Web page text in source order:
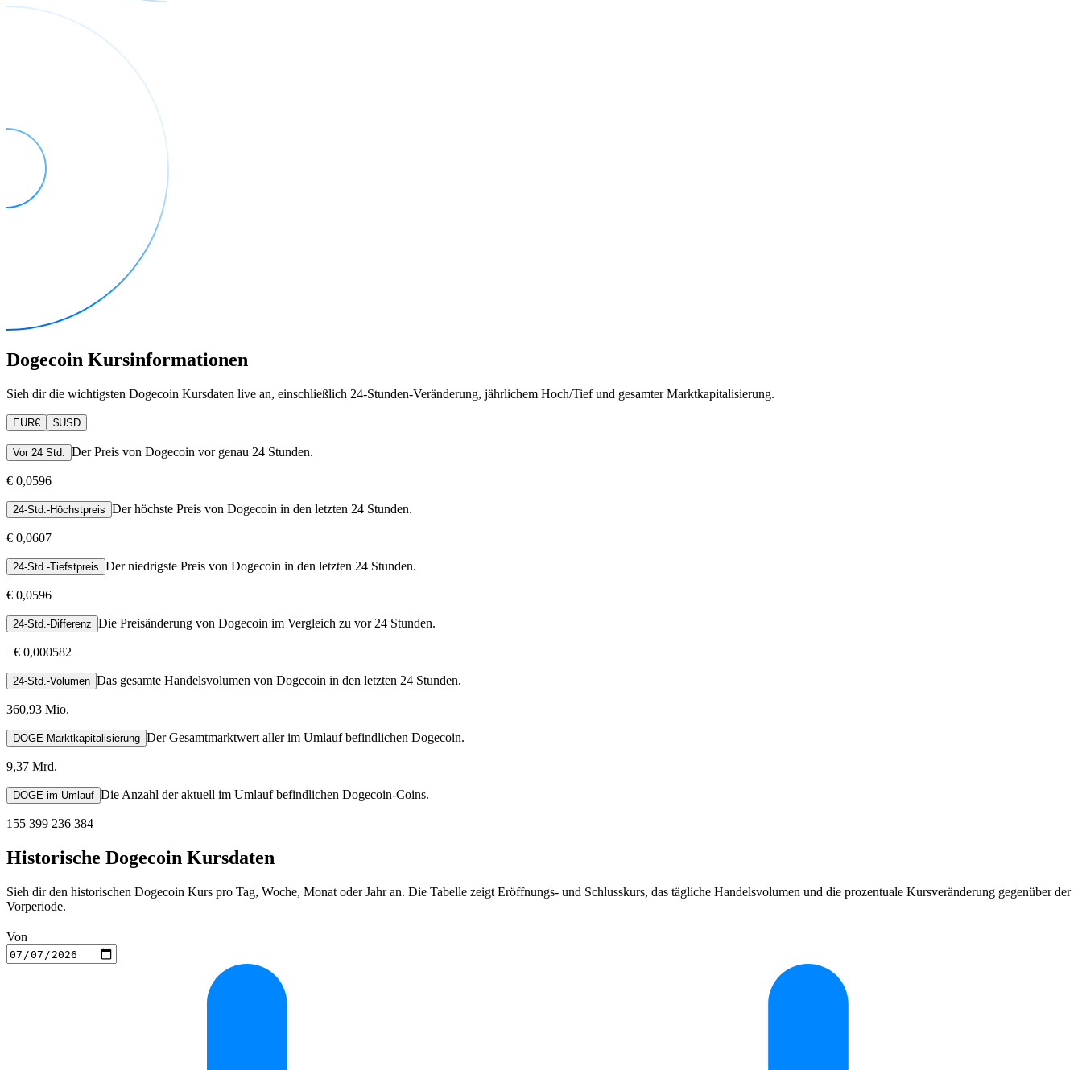
Dogecoin Kursinformationen
Sieh dir die wichtigsten Dogecoin Kursdaten live an, einschließlich 24-Stunden-Veränderung, jährlichem Hoch/Tief und gesamter Marktkapitalisierung.
EUR€ $USD
Vor 24 Std. Der Preis von Dogecoin vor genau 24 Stunden.
€ 0,0596
24-Std.-Höchstpreis Der höchste Preis von Dogecoin in den letzten 24 Stunden.
€ 0,0607
24-Std.-Tiefstpreis Der niedrigste Preis von Dogecoin in den letzten 24 Stunden.
€ 0,0596
24-Std.-Differenz Die Preisänderung von Dogecoin im Vergleich zu vor 24 Stunden.
+€ 0,000582
24-Std.-Volumen Das gesamte Handelsvolumen von Dogecoin in den letzten 24 Stunden.
360,93 Mio.
DOGE Marktkapitalisierung Der Gesamtmarktwert aller im Umlauf befindlichen Dogecoin.
9,37 Mrd.
DOGE im Umlauf Die Anzahl der aktuell im Umlauf befindlichen Dogecoin-Coins.
155 399 236 384
Historische Dogecoin Kursdaten
Sieh dir den historischen Dogecoin Kurs pro Tag, Woche, Monat oder Jahr an. Die Tabelle zeigt Eröffnungs- und Schlusskurs, das tägliche Handelsvolumen und die prozentuale Kursveränderung gegenüber der
Vorperiode.
Von